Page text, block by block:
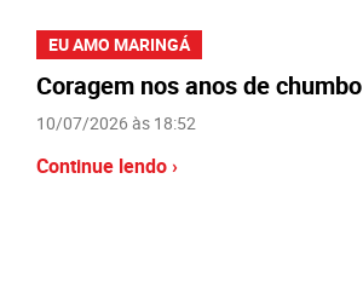
EU AMO MARINGÁ
Coragem nos anos de chumbo
10/07/2026 às 18:52
Continue lendo ›